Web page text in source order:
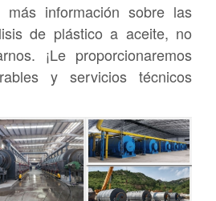
información sobre las
de plástico a aceite, no
¡Le proporcionaremos
y servicios técnicos